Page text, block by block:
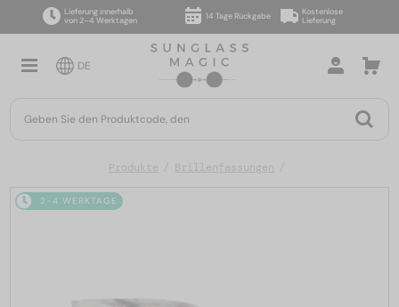
Lieferung innerhalb
von 2–4 Werktagen
14 Tage Rückgabe
Kostenlose
Lieferung
DE
Produkte Brillenfassungen
2-4 WERKTAGE